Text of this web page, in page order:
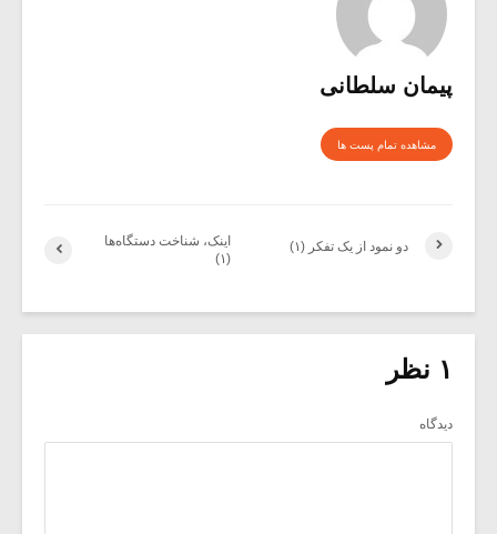
پیمان سلطانی
مشاهده تمام پست ها
اینک، شناخت دستگاه‌ها
(۱)
دو نمود از یک تفکر (۱)
۱ نظر
دیدگاه